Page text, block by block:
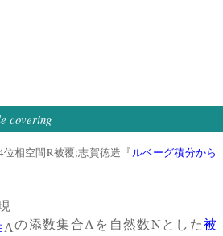
covering
位相空間 R被覆;志賀徳造『 ルベーグ積分から
Λの添数集合Λを自然数N とした被